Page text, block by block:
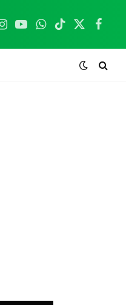
Instagram
YouTubeWhatsApp
TikTok
X